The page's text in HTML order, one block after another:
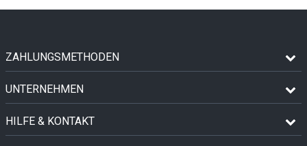
ZAHLUNGSMETHODEN
UNTERNEHMEN
HILFE & KONTAKT